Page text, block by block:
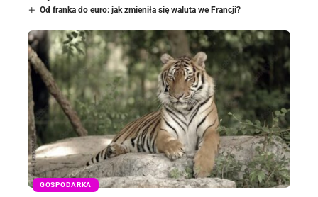
Od franka do euro: jak zmieniła się waluta we Francji?
GOSPODARKA